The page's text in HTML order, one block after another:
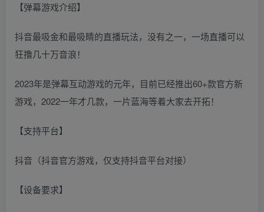
【弹幕游戏介绍】
抖音最吸金和最吸睛的直播玩法，没有之一，一场直播可以
狂撸几十万音浪！
2023年是弹幕互动游戏的元年，目前已经推出60+款官方新
游戏，2022一年才几款，一片蓝海等着大家去开拓！
【支持平台】
抖音（抖音官方游戏，仅支持抖音平台对接）
【设备要求】